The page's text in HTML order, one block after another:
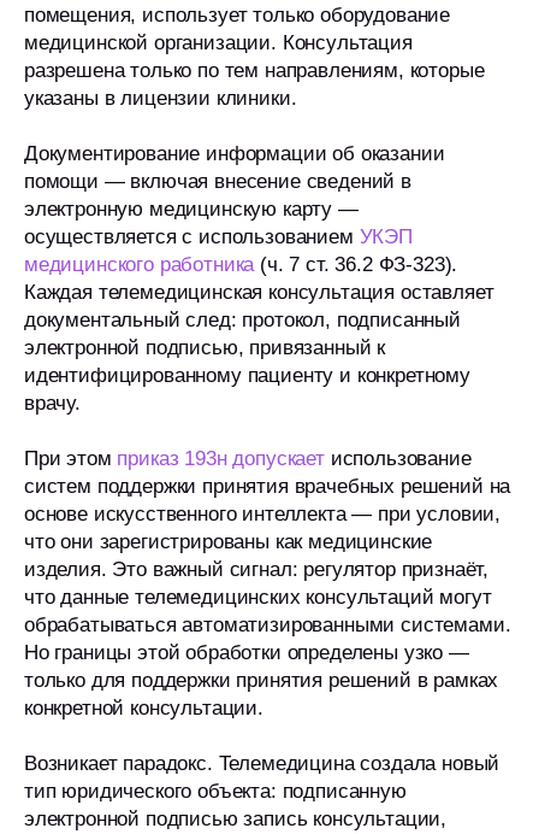
помещения, использует только оборудование
медицинской организации. Консультация
разрешена только по тем направлениям, которые
указаны в лицензии клиники.
Документирование информации об оказании
помощи — включая внесение сведений в
электронную медицинскую карту —
осуществляется с использованием УКЭП
медицинского работника(ч. 7 ст. 36.2 ФЗ-323).
Каждая телемедицинская консультация оставляет
документальный след: протокол, подписанный
электронной подписью, привязанный к
идентифицированному пациенту и конкретному
врачу.
При этом приказ 193н допускаетиспользование
систем поддержки принятия врачебных решений на
основе искусственного интеллекта — при условии,
что они зарегистрированы как медицинские
изделия. Это важный сигнал: регулятор признаёт,
что данные телемедицинских консультаций могут
обрабатываться автоматизированными системами.
Но границы этой обработки определены узко —
только для поддержки принятия решений в рамках
конкретной консультации.
Возникает парадокс. Телемедицина создала новый
тип юридического объекта: подписанную
электронной подписью запись консультации,